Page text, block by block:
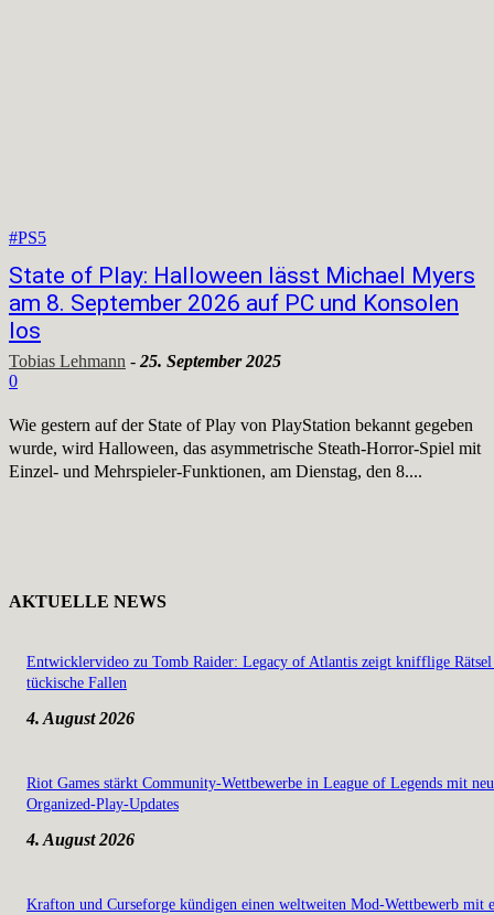
#PS5
State of Play: Halloween lässt Michael Myers
am 8. September 2026 auf PC und Konsolen
los
Tobias Lehmann - 25. September 2025
0
Wie gestern auf der State of Play von PlayStation bekannt gegeben
wurde, wird Halloween, das asymmetrische Steath-Horror-Spiel mit
Einzel- und Mehrspieler-Funktionen, am Dienstag, den 8....
AKTUELLE NEWS
Entwicklervideo zu Tomb Raider: Legacy of Atlantis zeigt knifflige Rätsel
tückische Fallen
4. August 2026
Riot Games stärkt Community-Wettbewerbe in League of Legends mit
Organized-Play-Updates
4. August 2026
Krafton und Curseforge kündigen einen weltweiten Mod-Wettbewerb mit